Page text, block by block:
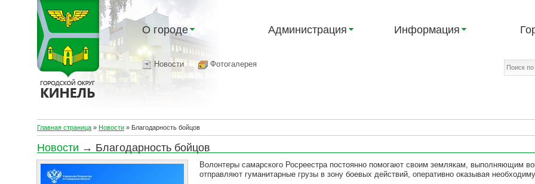
О городе Администрация Информация
Новости Фотогалерея
Главная страница » Новости » Благодарность бойцов
Новости → Благодарность бойцов
Волонтеры самарского Росреестра постоянно помогают своим землякам, выполняющим
отправляют гуманитарные грузы в зону боевых действий, оперативно оказывая